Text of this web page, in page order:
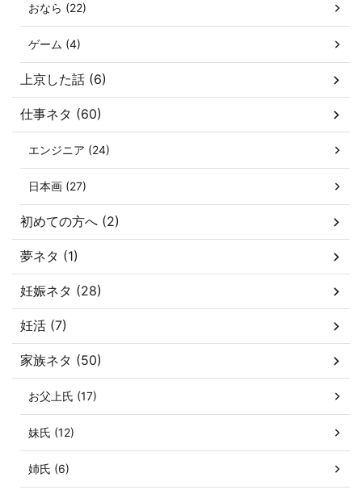
おなら (22)
ゲーム (4)
上京した話 (6)
仕事ネタ (60)
エンジニア (24)
日本画 (27)
初めての方へ (2)
夢ネタ (1)
妊娠ネタ (28)
妊活 (7)
家族ネタ (50)
お父上氏 (17)
妹氏 (12)
姉氏 (6)